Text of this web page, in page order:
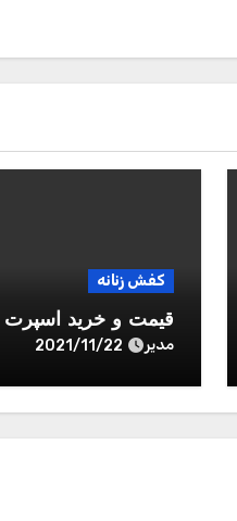
کفش زنانه
قیمت و خرید اسپرت evaنایک
مدیر 2021/11/22